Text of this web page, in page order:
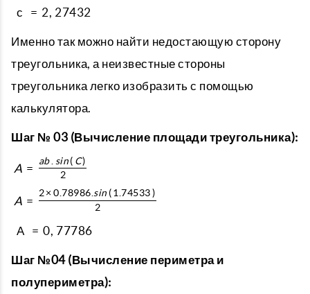
с = 2 27432
Именно так можно найти недостающую сторону
треугольника, а неизвестные стороны
треугольника легко изобразить с помощью
калькулятора.
Шаг № 03 (Вычисление площади треугольника):
A =
ab sin( C)
2
A =
2×0.78986.sin (1.74533)
2
А = 0, 77786
Шаг №04 (Вычисление периметра и
полупериметра):